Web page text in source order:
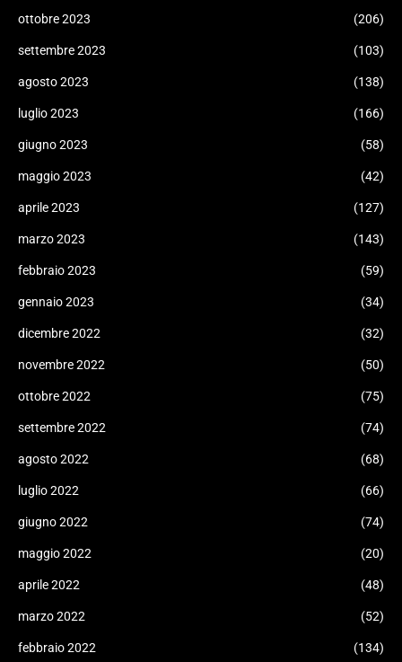
ottobre 2023 (206)
settembre 2023 (103)
agosto 2023 (138)
luglio 2023 (166)
giugno 2023 (58)
maggio 2023 (42)
aprile 2023 (127)
marzo 2023 (143)
febbraio 2023 (59)
gennaio 2023 (34)
dicembre 2022 (32)
novembre 2022 (50)
ottobre 2022 (75)
settembre 2022 (74)
agosto 2022 (68)
luglio 2022 (66)
giugno 2022 (74)
maggio 2022 (20)
aprile 2022 (48)
marzo 2022 (52)
febbraio 2022 (134)